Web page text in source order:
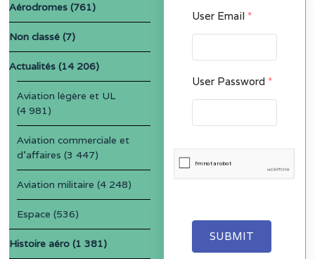
User Email *
User Password *
SUBMIT
Aérodromes (761)
Non classé (7)
Actualités (14 206)
Aviation légère et UL
(4 981)
Aviation commerciale et
d'affaires (3 447)
Aviation militaire (4 248)
Espace (536)
Histoire aéro (1 381)